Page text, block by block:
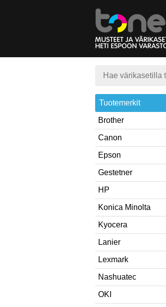
Tuotemerkit
Brother
Canon
Epson
Gestetner
HP
Konica Minolta
Kyocera
Lanier
Lexmark
Nashuatec
OKI